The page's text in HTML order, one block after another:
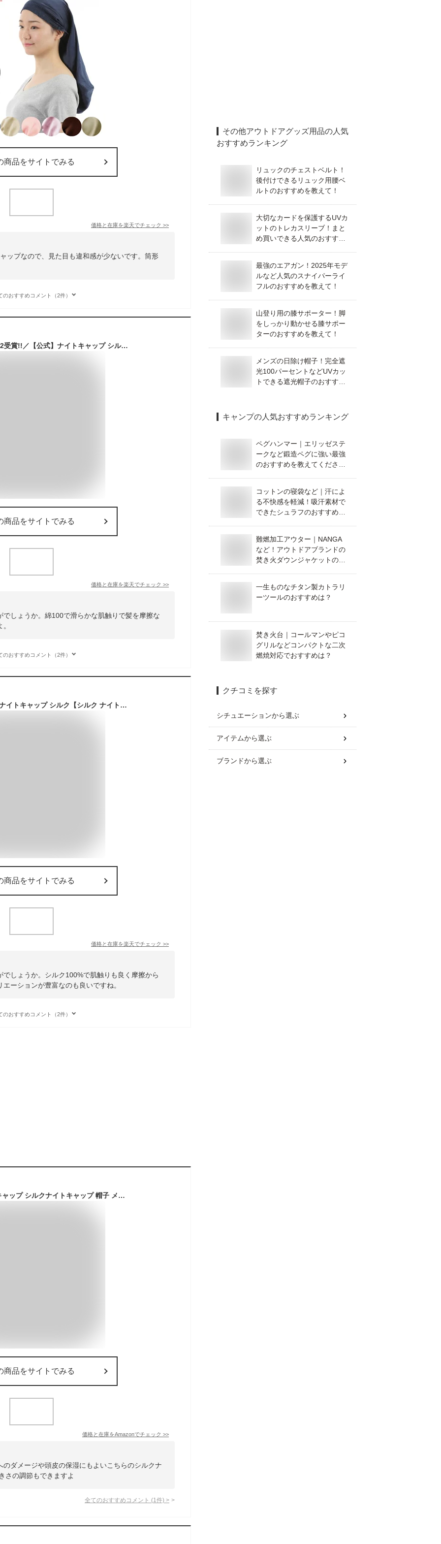
商品をサイトでみる
価格と在庫を楽天でチェック >>
ップなので、見た目も違和感が少ないです。筒形
のおすすめコメント（2件）
＼年間ランキング2022受賞!!／【公式】ナイトキャップ シルク【COCOSILK シルク ナイトキャップ リボン タイプ】ナイトキャップ シルク100％ 6A ロングヘア シルクキャップ レディース リボン 睡眠 就寝用 帽子 女性 シルク製 保湿 ヘアケア プレゼント 美容師
商品をサイトでみる
価格と在庫を楽天でチェック >>
しょうか。綿100で滑らかな肌触りで髪を摩擦な
のおすすめコメント（2件）
【公式】COCOSILK ナイトキャップ シルク【シルク ナイトキャップ シンプルタイプ】シルクキャップ ゴム ナイトキャップ シルク100％ シルク100 6A ロングヘア ロング レディース 睡眠 就寝用 帽子 女性 シルク製 保湿 ヘアケア プレゼント 実用的 髪の毛 美容師
商品をサイトでみる
価格と在庫を楽天でチェック >>
しょうか。シルク100%で肌触りも良く摩擦から
ーションが豊富なのも良いですね。
のおすすめコメント（2件）
[LULUSILK] ナイトキャップ シルクナイトキャップ 帽子 メンズ レディース 19匁6Aシルク ロングヘア用 ヘアキャップ モダール 美髪 摩擦軽減 頭皮保湿 ツヤ髪 就寝用 産後用 サイズ調整可能 男女兼用 ブラック
商品をサイトでみる
価格と在庫をAmazonでチェック >>
ダメージや頭皮の保湿にもよいこちらのシルクナ
さの調節もできますよ
全てのおすすめコメント (1 件) >
その他アウトドアグッズ用品の人気
おすすめランキング
リュックのチェストベルト！
後付けできるリュック用腰ベ
ルトのおすすめを教えて！
大切なカードを保護するUVカ
ットのトレカスリーブ！まと
め買いできる人気のおすすめ
最強のエアガン！2025年モデ
ルなど人気のスナイパーライ
フルのおすすめを教えて！
山登り用の膝サポーター！脚
をしっかり動かせる膝サポー
ターのおすすめを教えて！
メンズの日除け帽子！完全遮
光100パーセントなどUVカッ
トできる遮光帽子のおすすめ
キャンプの人気おすすめランキング
ペグハンマー｜エリッゼステ
ークなど鍛造ペグに強い最強
のおすすめを教えてくださ
コットンの寝袋など｜汗によ
る不快感を軽減！吸汗素材で
できたシュラフのおすすめ
難燃加工アウター｜NANGA
など！アウトドアブランドの
焚き火ダウンジャケットのお
一生ものなチタン製カトラリ
ーツールのおすすめは？
焚き火台｜コールマンやピコ
グリルなどコンパクトな二次
燃焼対応でおすすめは？
クチコミを探す
シチュエーションから選ぶ
アイテムから選ぶ
ブランドから選ぶ